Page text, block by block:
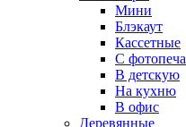
Мини
Блэкаут
Кассетные
С
В детскую
На кухню
В офис
Деревянные